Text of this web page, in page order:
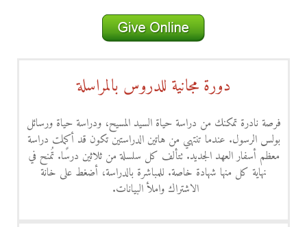
دورة مجانية للدروس بالمراسلة
فرصة نادرة تمكنك من دراسة حياة السيد المسيح، ودراسة حياة ورسائل
بولس الرسول. عندما تنتهي من هاتين الدراستين تكون قد أكملت دراسة
معظم أسفار العهد الجديد. تتألف كل سلسلة من ثلاثين درسًا. تُمنح في
نهاية كل منها شهادة خاصة. للمباشرة بالدراسة، أضغط على خانة
الاشتراك واملأ البيانات.